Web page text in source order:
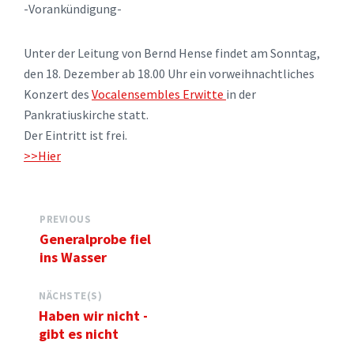
-Vorankündigung-
Unter der Leitung von Bernd Hense findet am Sonntag,
den 18. Dezember ab 18.00 Uhr ein vorweihnachtliches
Konzert des Vocalensembles Erwitte in der
Pankratiuskirche statt.
Der Eintritt ist frei.
>>Hier
PREVIOUS
Generalprobe fiel
ins Wasser
NÄCHSTE(S)
Haben wir nicht -
gibt es nicht